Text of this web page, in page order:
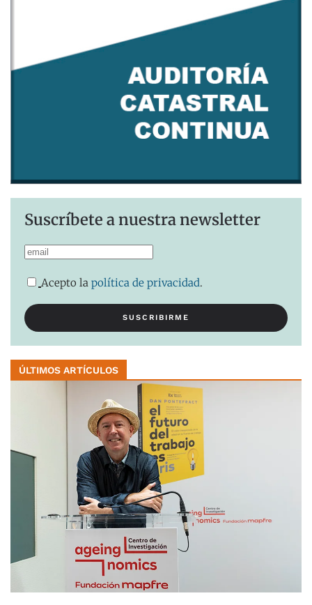
Suscríbete a nuestra newsletter
Acepto la política de privacidad.
ÚLTIMOS ARTÍCULOS